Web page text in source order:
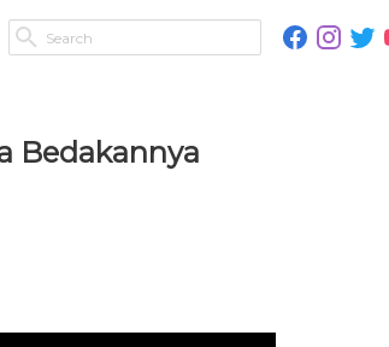
Bedakannya